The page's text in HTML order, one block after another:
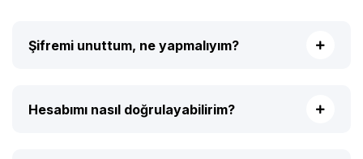
Şifremi unuttum, ne yapmalıyım?
Hesabımı nasıl doğrulayabilirim?